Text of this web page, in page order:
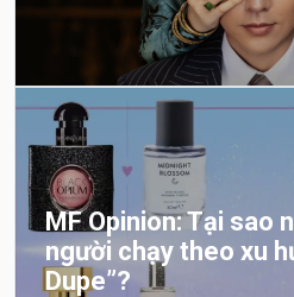
MF Opinion: Tại sao
người chạy theo xu
Dupe”?